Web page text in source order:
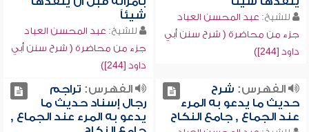
للشيخ: عبد المحسن العباد
جزء من محاضرة ( شرح سنن أبي
داود [244])
شيئاً
للشيخ: عبد المحسن العباد
جزء من محاضرة ( شرح سنن أبي
داود [244])
الفهرس: شرح
حديث ما يدعو به المرء
عند الجماع , جامع النكاح
الفهرس: تراجم
رجال إسناد حديث ما
يدعو به المرء عند الجماع ,